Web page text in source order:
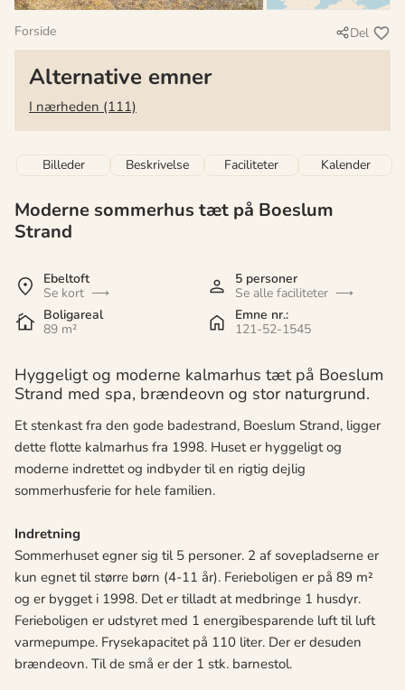
Forside Del
Alternative emner
I nærheden (111)
Billeder Beskrivelse Faciliteter Kalender
Moderne sommerhus tæt på Boeslum
Strand
Ebeltoft
Se kort
5 personer
Se alle faciliteter
Boligareal
89 m²
Emne nr.:
121-52-1545
Hyggeligt og moderne kalmarhus tæt på Boeslum
Strand med spa, brændeovn og stor naturgrund.
Et stenkast fra den gode badestrand, Boeslum Strand, ligger
dette flotte kalmarhus fra 1998. Huset er hyggeligt og
moderne indrettet og indbyder til en rigtig dejlig
sommerhusferie for hele familien.
Indretning
Sommerhuset egner sig til 5 personer. 2 af sovepladserne er
kun egnet til større børn (4-11 år). Ferieboligen er på 89 m²
og er bygget i 1998. Det er tilladt at medbringe 1 husdyr.
Ferieboligen er udstyret med 1 energibesparende luft til luft
varmepumpe. Frysekapacitet på 110 liter. Der er desuden
brændeovn. Til de små er der 1 stk. barnestol.